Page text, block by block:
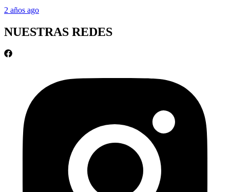
2 años ago
NUESTRAS REDES